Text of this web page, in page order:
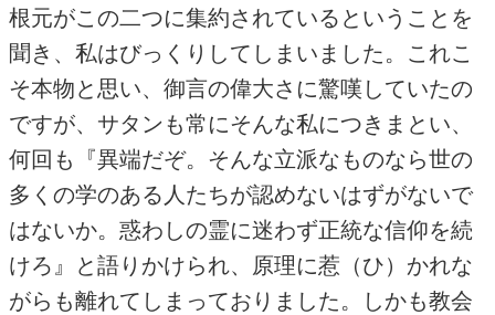
根元がこの二つに集約されているということを
聞き、私はびっくりしてしまいました。これこ
そ本物と思い、御言の偉大さに驚嘆していたの
ですが、サタンも常にそんな私につきまとい、
何回も『異端だぞ。そんな立派なものなら世の
多くの学のある人たちが認めないはずがないで
はないか。惑わしの霊に迷わず正統な信仰を続
けろ』と語りかけられ、原理に惹（ひ）かれな
がらも離れてしまっておりました。しかも教会